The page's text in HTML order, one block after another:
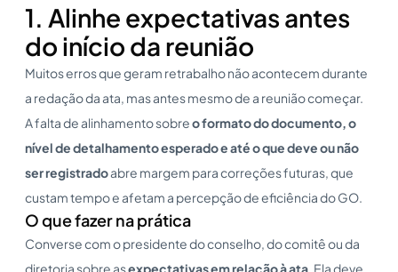
1. Alinhe expectativas antes
do início da reunião
Muitos erros que geram retrabalho não acontecem durante
a redação da ata, mas antes mesmo de a reunião começar.
A falta de alinhamento sobreo formato do documento, o
nível de detalhamento esperado e até o que deve ou não
ser registradoabre margem para correções futuras, que
custam tempo e afetam a percepção de eficiência do GO.
O que fazer na prática
Converse com o presidente do conselho, do comitê ou da
diretoria sobre asexpectativas em relação à ata . Ela deve